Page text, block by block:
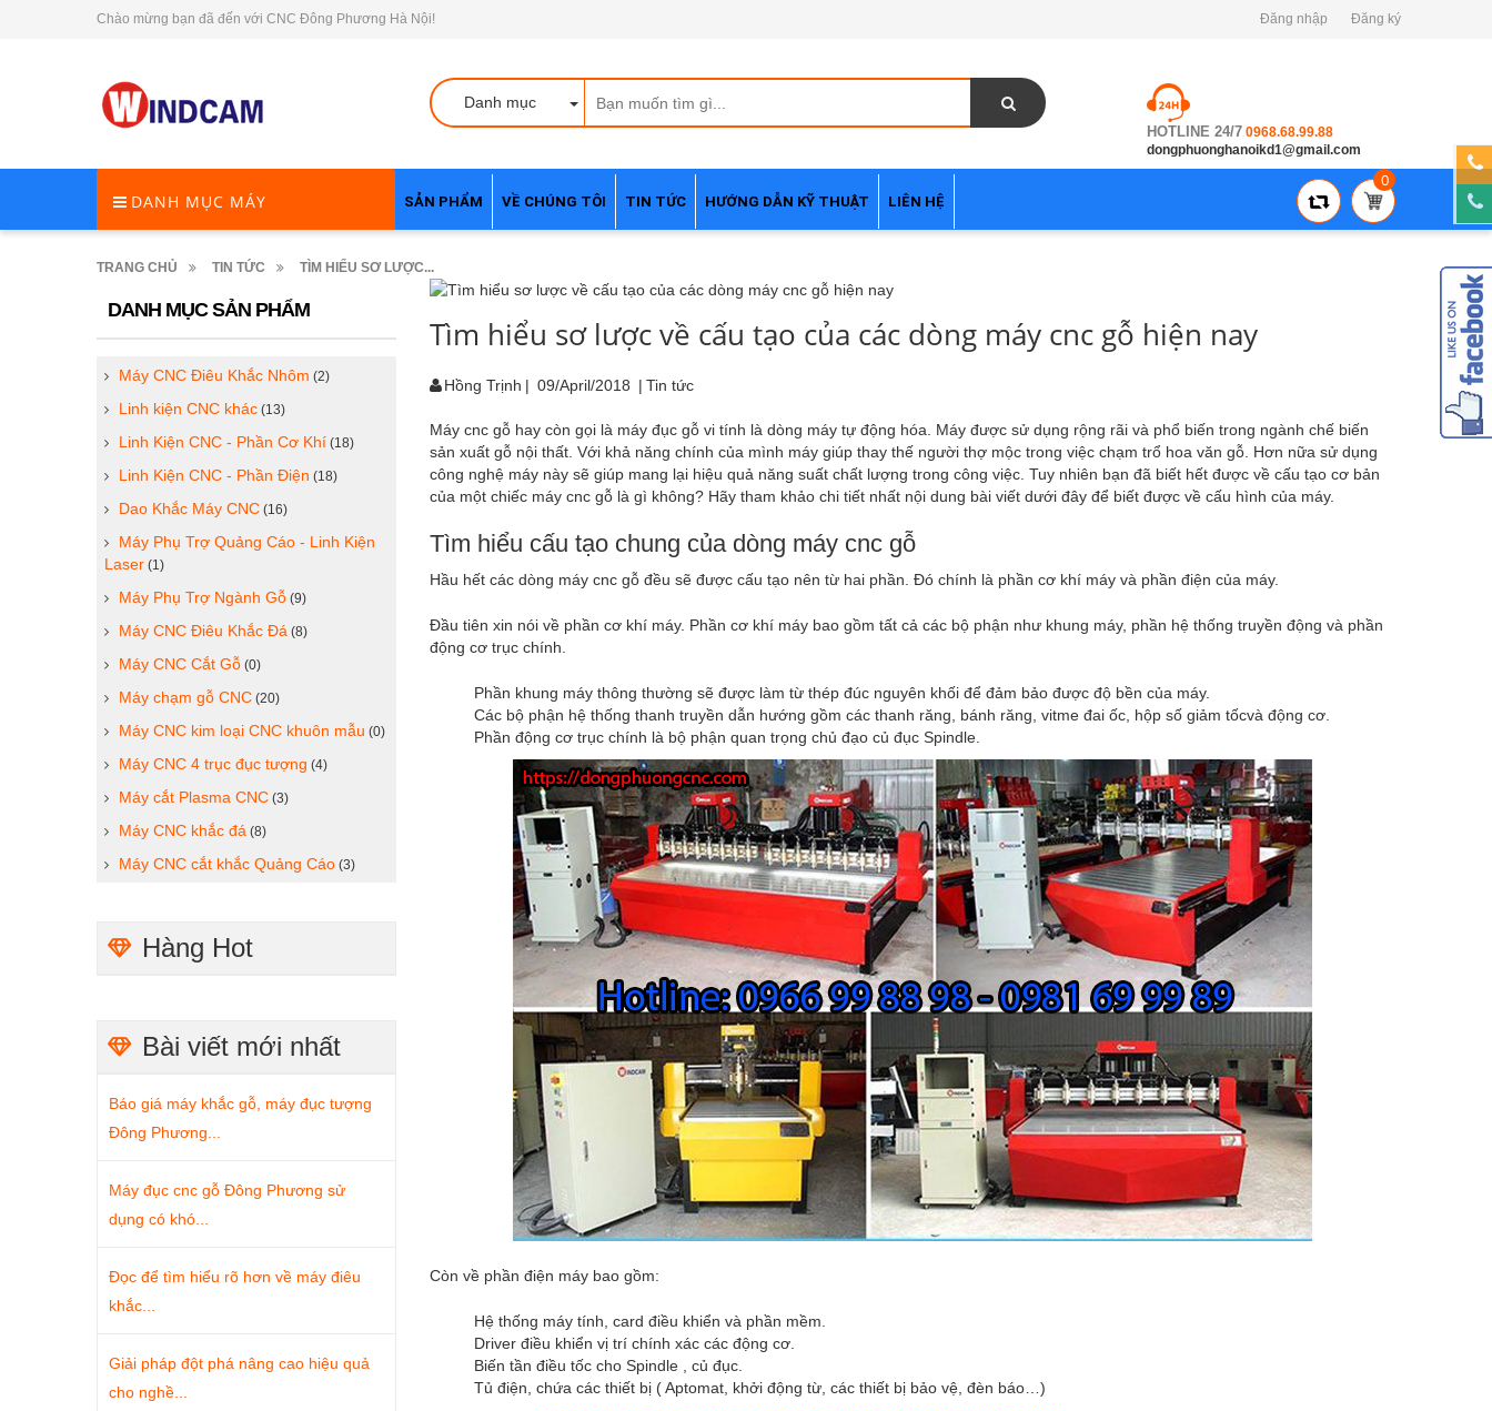
Chào mừng bạn đã đến với CNC Đông Phương Hà Nội! Đăng nhập Đăng ký
Danh mục
HOTLINE 24/7 0968.68.99.88
dongphuonghanoikd1@gmail.com
DANH MỤC MÁY SẢN PHẨM VỀ CHÚNG TÔI TIN TỨC HƯỚNG DẪN KỸ THUẬT LIÊN HỆ
0
TRANG CHỦ TIN TỨC TÌM HIỂU SƠ LƯỢC...
DANH MỤC SẢN PHẨM
Máy CNC Điêu Khắc Nhôm (2)
Linh kiện CNC khác (13)
Linh Kiện CNC - Phần Cơ Khí (18)
Linh Kiện CNC - Phần Điện (18)
Dao Khắc Máy CNC (16)
Máy Phụ Trợ Quảng Cáo - Linh Kiện
Laser (1)
Máy Phụ Trợ Ngành Gỗ (9)
Máy CNC Điêu Khắc Đá (8)
Máy CNC Cắt Gỗ (0)
Máy chạm gỗ CNC (20)
Máy CNC kim loại CNC khuôn mẫu (0)
Máy CNC 4 trục đục tượng (4)
Máy cắt Plasma CNC (3)
Máy CNC khắc đá (8)
Máy CNC cắt khắc Quảng Cáo (3)
Hàng Hot
Bài viết mới nhất
Báo giá máy khắc gỗ, máy đục tượng
Đông Phương...
Máy đục cnc gỗ Đông Phương sử
dụng có khó...
Đọc để tìm hiểu rõ hơn về máy điêu
khắc...
Giải pháp đột phá nâng cao hiệu quả
cho nghề...
Tìm hiểu sơ lược về cấu tạo của các dòng máy cnc gỗ hiện nay
Hồng Trịnh | 09/April/2018 | Tin tức
Máy cnc gỗ hay còn gọi là máy đục gỗ vi tính là dòng máy tự động hóa. Máy được sử dụng rộng rãi và phổ biến trong ngành chế biến
sản xuất gỗ nội thất. Với khả năng chính của mình máy giúp thay thế người thợ mộc trong việc chạm trổ hoa văn gỗ. Hơn nữa sử dụng
công nghệ máy này sẽ giúp mang lại hiệu quả năng suất chất lượng trong công việc. Tuy nhiên bạn đã biết hết được về cấu tạo cơ bản
của một chiếc máy cnc gỗ là gì không? Hãy tham khảo chi tiết nhất nội dung bài viết dưới đây để biết được về cấu hình của máy.
Tìm hiểu cấu tạo chung của dòng máy cnc gỗ
Hầu hết các dòng máy cnc gỗ đều sẽ được cấu tạo nên từ hai phần. Đó chính là phần cơ khí máy và phần điện của máy.
Đầu tiên xin nói về phần cơ khí máy. Phần cơ khí máy bao gồm tất cả các bộ phận như khung máy, phần hệ thống truyền động và phần
động cơ trục chính.
Phần khung máy thông thường sẽ được làm từ thép đúc nguyên khối để đảm bảo được độ bền của máy.
Các bộ phận hệ thống thanh truyền dẫn hướng gồm các thanh răng, bánh răng, vitme đai ốc, hộp số giảm tốcvà động cơ.
Phần động cơ trục chính là bộ phận quan trọng chủ đạo củ đục Spindle.
Còn về phần điện máy bao gồm:
Hệ thống máy tính, card điều khiển và phần mềm.
Driver điều khiển vị trí chính xác các động cơ.
Biến tần điều tốc cho Spindle , củ đục.
Tủ điện, chứa các thiết bị ( Aptomat, khởi động từ, các thiết bị bảo vệ, đèn báo…)